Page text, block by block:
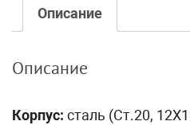
Описание
Описание
Корпус: сталь (Ст.20,